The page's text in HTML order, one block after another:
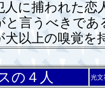
に捕われた恋
と言うべきで
犬以上の嗅覚を
の４人 光文